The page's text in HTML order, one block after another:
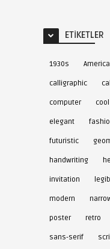
ETIKETLER
1930s
calligraphic
computer cool
elegant
futuristic
handwriting
invitation
modern
poster retro
sans-serif